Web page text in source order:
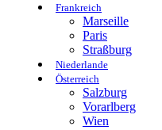
Frankreich
Marseille
Paris
Straßburg
Niederlande
Österreich
Salzburg
Vorarlberg
Wien